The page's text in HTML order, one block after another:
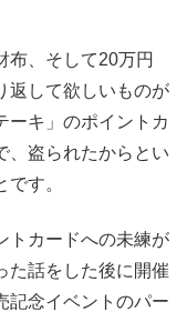
布、そして20万円
返して欲しいものが
ーキ」のポイントカ
、盗られたからとい
す。
トカードへの未練が
た話をした後に開催
記念イベントのパー